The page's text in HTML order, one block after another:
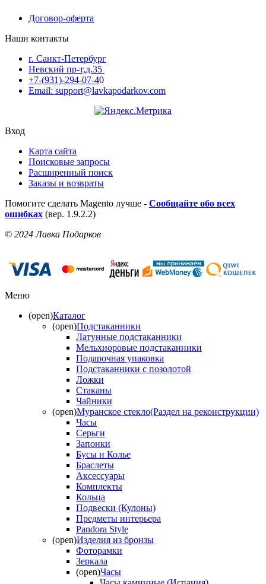
Договор-оферта
Наши контакты
г. Санкт-Петербург
Невский пр-т,д.35
+7-(931)-294-07-40
Email: support@lavkapodarkov.com
Вход
Карта сайта
Поисковые запросы
Расширенный поиск
Заказы и возвраты
Помогите сделать Magento лучше - Сообщайте обо всех
ошибках (вер. 1.9.2.2)
© 2024 Лавка Подарков
Меню
(open)Каталог
(open)Подстаканники
Латунные подстаканники
Мельхиоровые подстаканники
Подарочная упаковка
Подстаканники с позолотой
Ложки
Стаканы
Чайники
(open)Муранское стекло(Раздел на реконструкции)
Часы
Серьги
Запонки
Бусы и Колье
Браслеты
Аксессуары
Комплекты
Кольца
Подвески (Кулоны)
Предметы интерьера
Pandora Style
(open)Изделия из бронзы
Фоторамки
Зеркала
(open)Часы